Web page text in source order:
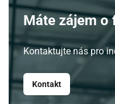
Máte zájem o
Kontaktujte nás pro
Kontakt
10 11 12
17 18 19
24 25